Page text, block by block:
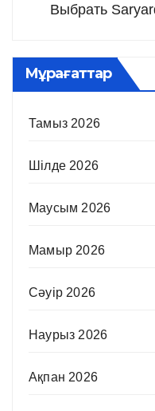
Выбрать
Мұрағаттар
Тамыз 2026
Шілде 2026
Маусым 2026
Мамыр 2026
Сәуір 2026
Наурыз 2026
Ақпан 2026